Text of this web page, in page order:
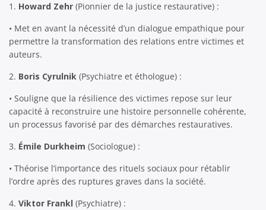
1. Howard Zehr (Pionnier de la justice restaurative) :
• Met en avant la nécessité d’un dialogue empathique pour
permettre la transformation des relations entre victimes et
auteurs.
2. Boris Cyrulnik (Psychiatre et éthologue) :
• Souligne que la résilience des victimes repose sur leur
capacité à reconstruire une histoire personnelle cohérente,
un processus favorisé par des démarches restauratives.
3. Émile Durkheim (Sociologue) :
• Théorise l’importance des rituels sociaux pour rétablir
l’ordre après des ruptures graves dans la société.
4. Viktor Frankl (Psychiatre) :